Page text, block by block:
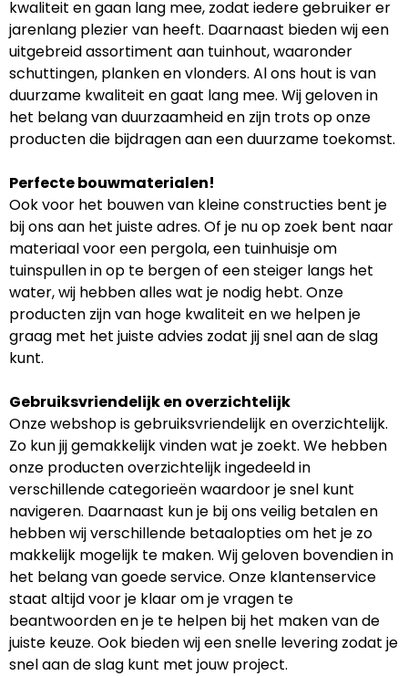
kwaliteit en gaan lang mee, zodat iedere gebruiker er
jarenlang plezier van heeft. Daarnaast bieden wij een
uitgebreid assortiment aan tuinhout, waaronder
schuttingen, planken en vlonders. Al ons hout is van
duurzame kwaliteit en gaat lang mee. Wij geloven in
het belang van duurzaamheid en zijn trots op onze
producten die bijdragen aan een duurzame toekomst.
Perfecte bouwmaterialen!
Ook voor het bouwen van kleine constructies bent je
bij ons aan het juiste adres. Of je nu op zoek bent naar
materiaal voor een pergola, een tuinhuisje om
tuinspullen in op te bergen of een steiger langs het
water, wij hebben alles wat je nodig hebt. Onze
producten zijn van hoge kwaliteit en we helpen je
graag met het juiste advies zodat jij snel aan de slag
kunt.
Gebruiksvriendelijk en overzichtelijk
Onze webshop is gebruiksvriendelijk en overzichtelijk.
Zo kun jij gemakkelijk vinden wat je zoekt. We hebben
onze producten overzichtelijk ingedeeld in
verschillende categorieën waardoor je snel kunt
navigeren. Daarnaast kun je bij ons veilig betalen en
hebben wij verschillende betaalopties om het je zo
makkelijk mogelijk te maken. Wij geloven bovendien in
het belang van goede service. Onze klantenservice
staat altijd voor je klaar om je vragen te
beantwoorden en je te helpen bij het maken van de
juiste keuze. Ook bieden wij een snelle levering zodat je
snel aan de slag kunt met jouw project.